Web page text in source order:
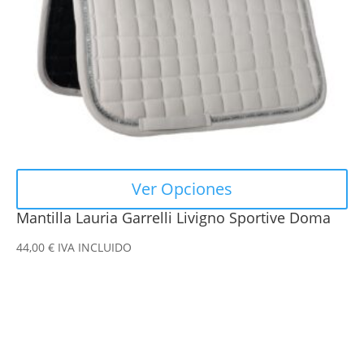
Mantilla Lauria Garrelli Livigno Sportive Doma
44,00 € IVA INCLUIDO
Ver Opciones
pueden
elegir